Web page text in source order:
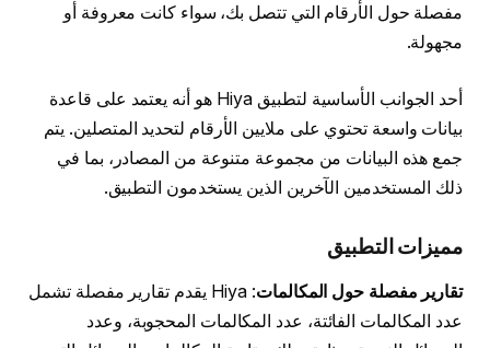
مفصلة حول الأرقام التي تتصل بك، سواء كانت معروفة أو
مجهولة.
أحد الجوانب الأساسية لتطبيق Hiya هو أنه يعتمد على قاعدة
بيانات واسعة تحتوي على ملايين الأرقام لتحديد المتصلين. يتم
جمع هذه البيانات من مجموعة متنوعة من المصادر، بما في
ذلك المستخدمين الآخرين الذين يستخدمون التطبيق.
مميزات التطبيق
تقارير مفصلة حول المكالمات
: Hiya يقدم تقارير مفصلة تشمل
عدد المكالمات الفائتة، عدد المكالمات المحجوبة، وعدد